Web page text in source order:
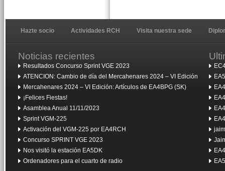
Hazte socio Actividades RCH Visita nuestra sede
Noticias recientes
Resultados Concurso Sprint VGE 2023
ATENCION: Cambio de día del Mercahenares 2024 – VI Edición
Mercahenares 2024 – VI Edición: Artículos de EA4BPG (SK)
¡Felices Fiestas!
Asamblea Anual 11/11/2023
Sprint VGM-225
Activación del VGM-225 por EA4RCH
Concurso SPRINT VGE 2023
Nos visitó la estación EA5DK
Ordenadores para el cuarto de radio